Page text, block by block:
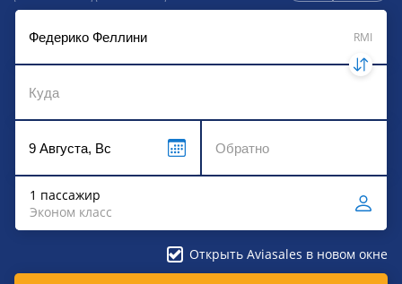
RMI
1 пассажир
Эконом класс
Открыть Aviasales в новом окне